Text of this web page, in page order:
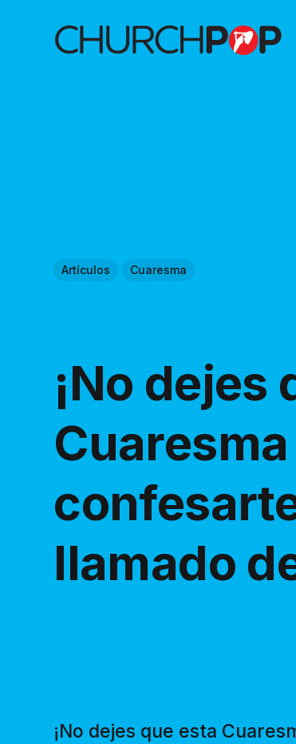
Artículos Cuaresma
¡No dejes
llamado
¡No dejes que esta